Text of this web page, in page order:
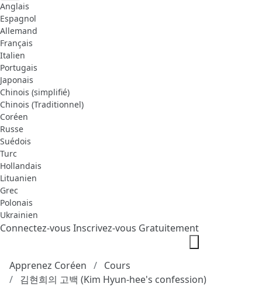
Anglais
Espagnol
Allemand
Français
Italien
Portugais
Japonais
Chinois (simplifié)
Chinois (Traditionnel)
Coréen
Russe
Suédois
Turc
Hollandais
Lituanien
Grec
Polonais
Ukrainien
Connectez-vous Inscrivez-vous Gratuitement
Apprenez Coréen
Cours
김현희의 고백 (Kim Hyun-hee's confession)